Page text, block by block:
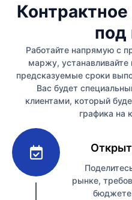
под
Работайте напрямую с
маржу, устанавливайте
предсказуемые сроки
Вас будет
клиентами, который
графика на
рынке,